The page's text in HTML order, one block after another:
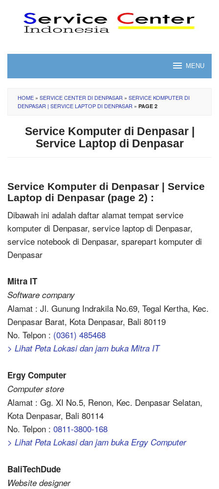
content
MENU
HOME » SERVICE CENTER DI DENPASAR » SERVICE KOMPUTER DI
DENPASAR | SERVICE LAPTOP DI DENPASAR » PAGE 2
Service Komputer di Denpasar |
Service Laptop di Denpasar
Service Komputer di Denpasar | Service
Laptop di Denpasar (page 2) :
Dibawah ini adalah daftar alamat tempat service
komputer di Denpasar, service laptop di Denpasar,
service notebook di Denpasar, sparepart komputer di
Denpasar
Mitra IT
Software company
Alamat : Jl. Gunung Indrakila No.69, Tegal Kertha, Kec.
Denpasar Barat, Kota Denpasar, Bali 80119
No. Telpon : (0361) 485468
> Lihat Peta Lokasi dan jam buka Mitra IT
Ergy Computer
Computer store
Alamat : Gg. XI No.5, Renon, Kec. Denpasar Selatan,
Kota Denpasar, Bali 80114
No. Telpon : 0811-3800-168
> Lihat Peta Lokasi dan jam buka Ergy Computer
BaliTechDude
Website designer